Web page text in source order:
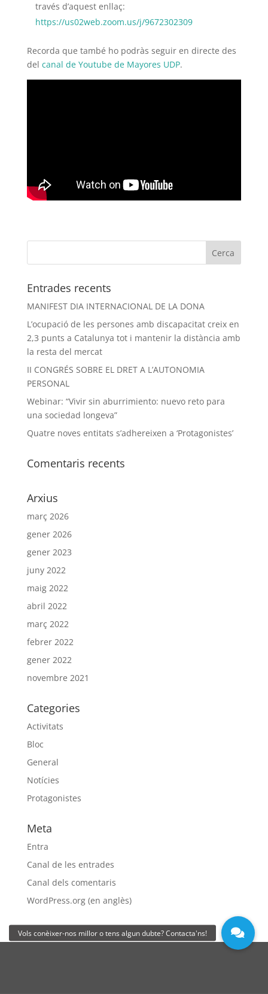
través d’aquest enllaç:
https://us02web.zoom.us/j/9672302309
Recorda que també ho podràs seguir en directe des
del canal de Youtube de Mayores UDP.
Entrades recents
MANIFEST DIA INTERNACIONAL DE LA DONA
L’ocupació de les persones amb discapacitat creix en
2,3 punts a Catalunya tot i mantenir la distància amb
la resta del mercat
II CONGRÉS SOBRE EL DRET A L’AUTONOMIA
PERSONAL
Webinar: “Vivir sin aburrimiento: nuevo reto para
una sociedad longeva”
Quatre noves entitats s’adhereixen a ‘Protagonistes’
Comentaris recents
Arxius
març 2026
gener 2026
gener 2023
juny 2022
maig 2022
abril 2022
març 2022
febrer 2022
gener 2022
novembre 2021
Categories
Activitats
Bloc
General
Notícies
Protagonistes
Meta
Entra
Canal de les entrades
Canal dels comentaris
WordPress.org (en anglès)